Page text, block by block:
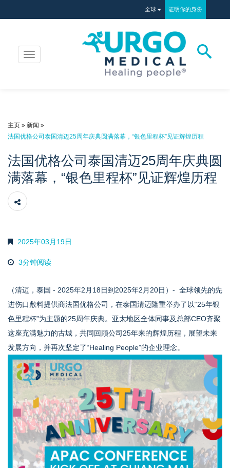
全球 证明你的身份
切
换
主页 » 新闻 »
法国优格公司泰国清迈25周年庆典圆满落幕，“银色里程杯”见证辉煌历程
法国优格公司泰国清迈25周年庆典圆
满落幕，“银色里程杯”见证辉煌历程
2025年03月19日
3分钟阅读
（清迈，泰国 - 2025年2月18日到2025年2月20日 ） - 全球领先的先
进伤口敷料提供商法国优格公司，在泰国清迈隆重举办了以“25年银
色里程杯”为主题的25周年庆典。亚太地区全体同事及总部CEO齐聚
这座充满魅力的古城，共同回顾公司25年来的辉煌历程，展望未来
发展方向，并再次坚定了“Healing People”的企业理念。